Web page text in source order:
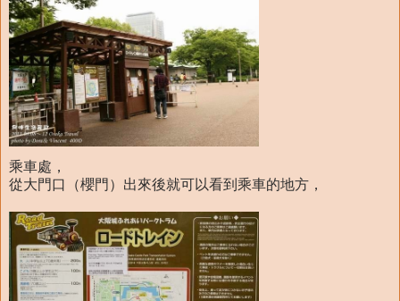
乘車處，
從大門口（櫻門）出來後就可以看到乘車的地方，